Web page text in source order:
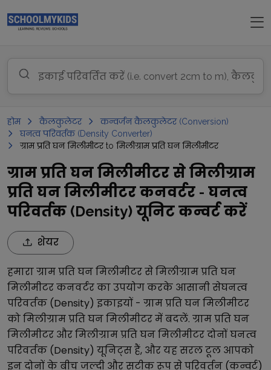
होम कैलकुलेटर
कन्वर्जन कैलकुलेटर (Conversion)
घनत्व परिवर्तक (Density Converter)
ग्राम प्रति घन मिलीमीटर to मिलीग्राम प्रति घन मिलीमीटर
ग्राम प्रति घन मिलीमीटर से मिलीग्राम
प्रति घन मिलीमीटर कनवर्टर - घनत्व
परिवर्तक (Density) यूनिट कन्वर्ट करें
शेयर
हमाराग्राम प्रति घन मिलीमीटरसेमिलीग्राम प्रति घन
मिलीमीटरकनवर्टर का उपयोग करके आसानी सेघनत्व
परिवर्तक (Density) इकाइयों - ग्राम प्रति घन मिलीमीटर
कोमिलीग्राम प्रति घन मिलीमीटरमें बदलें. ग्राम प्रति घन
मिलीमीटर औरमिलीग्राम प्रति घन मिलीमीटरदोनोंघनत्व
परिवर्तक (Density) यूनिट्स हैं, और यह सरल टूल आपको
इन दोनों के बीच जल्दी और सटीक रूप से परिवर्तन (कन्वर्ट)